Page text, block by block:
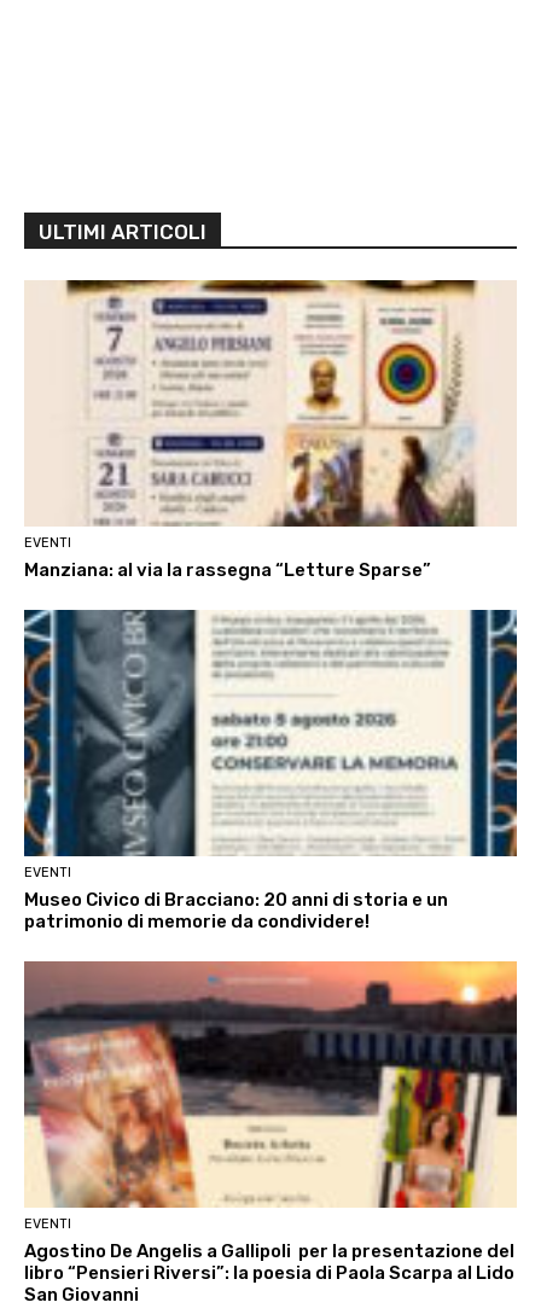
ULTIMI ARTICOLI
EVENTI
Manziana: al via la rassegna “Letture Sparse”
EVENTI
Museo Civico di Bracciano: 20 anni di storia e un
patrimonio di memorie da condividere!
EVENTI
Agostino De Angelis a Gallipoli per la presentazione del
libro “Pensieri Riversi”: la poesia di Paola Scarpa al Lido
San Giovanni